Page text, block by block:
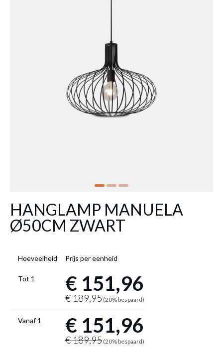
HANGLAMP MANUELA
Ø50CM ZWART
Hoeveelheid Prijs per eenheid
Tot 1 € 151,96
€ 189,95 (20% bespaard)
Vanaf1 € 151,96
€ 189,95 (20% bespaard)